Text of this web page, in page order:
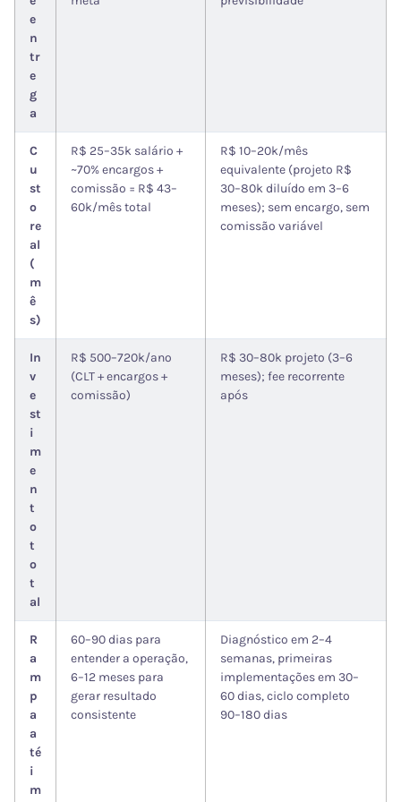
e
n
tr
e
g
a
C
u
st
o
re
al
(
m
ê
s)
R$ 25–35k salário +
~70% encargos +
comissão = R$ 43–
60k/mês total
R$ 10–20k/mês
equivalente (projeto R$
30–80k diluído em 3–6
meses); sem encargo, sem
comissão variável
In
v
e
st
i
m
e
n
t
o
t
o
t
al
R$ 500–720k/ano
(CLT + encargos +
comissão)
R$ 30–80k projeto (3–6
meses); fee recorrente
após
R
a
m
p
a
a
té
i
m
60–90 dias para
entender a operação,
6–12 meses para
gerar resultado
consistente
Diagnóstico em 2–4
semanas, primeiras
implementações em 30–
60 dias, ciclo completo
90–180 dias